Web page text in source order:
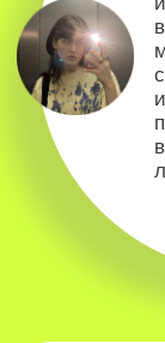
которая бы
посылки.
из Москвы,
Поставьте
и
гражданин,
Это
инструмент
по всей стране